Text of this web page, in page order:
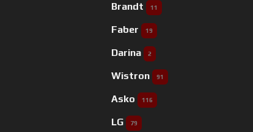
Brandt 11
Faber 19
Darina 2
Wistron 91
Asko 116
LG 79